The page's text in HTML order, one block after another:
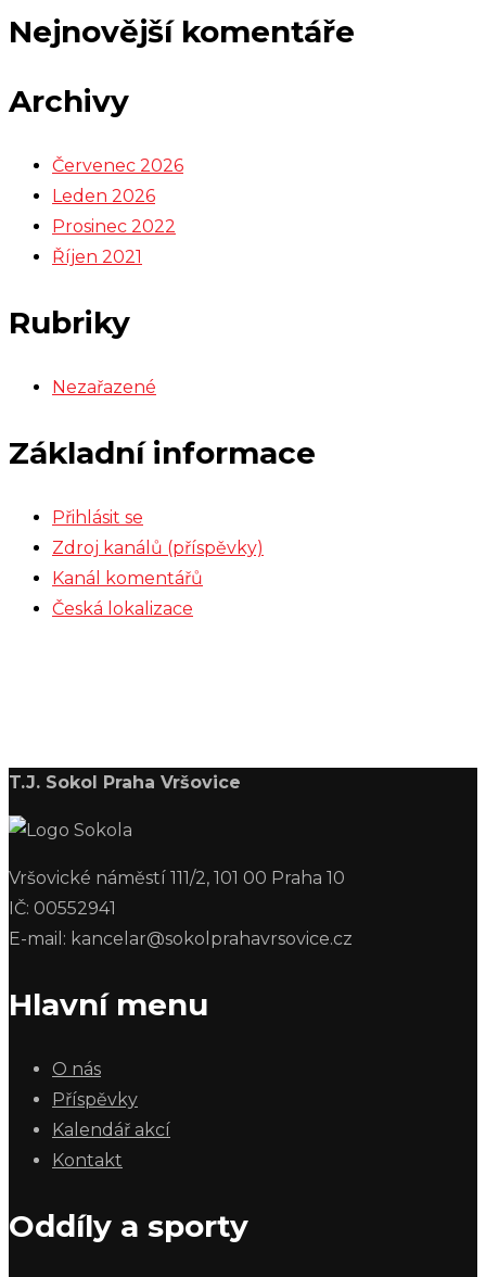
Nejnovější komentáře
Archivy
Červenec 2026
Leden 2026
Prosinec 2022
Říjen 2021
Rubriky
Nezařazené
Základní informace
Přihlásit se
Zdroj kanálů (příspěvky)
Kanál komentářů
Česká lokalizace
T.J. Sokol Praha Vršovice
Vršovické náměstí 111/2, 101 00 Praha 10
IČ: 00552941
E-mail: kancelar@sokolprahavrsovice.cz
Hlavní menu
O nás
Příspěvky
Kalendář akcí
Kontakt
Oddíly a sporty